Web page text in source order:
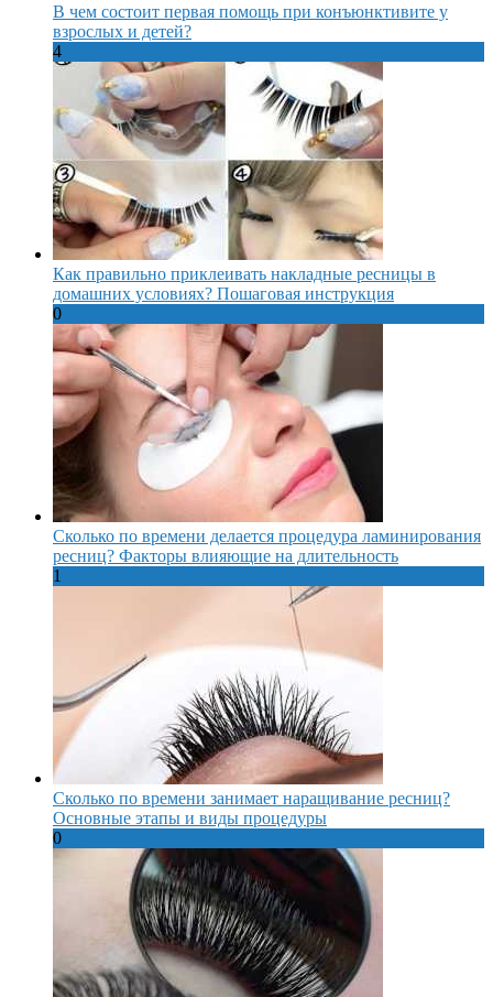
В чем состоит первая помощь при конъюнктивите у
взрослых и детей?
4
Как правильно приклеивать накладные ресницы в
домашних условиях? Пошаговая инструкция
0
Сколько по времени делается процедура ламинирования
ресниц? Факторы влияющие на длительность
1
Сколько по времени занимает наращивание ресниц?
Основные этапы и виды процедуры
0